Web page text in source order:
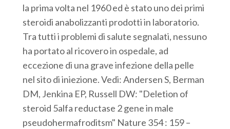
la prima volta nel 1960 ed è stato uno dei primi
steroidi anabolizzanti prodotti in laboratorio.
Tra tutti i problemi di salute segnalati, nessuno
ha portato al ricovero in ospedale, ad
eccezione di una grave infezione della pelle
nel sito di iniezione. Vedi: Andersen S, Berman
DM, Jenkina EP, Russell DW: "Deletion of
steroid 5alfa reductase 2 gene in male
pseudohermafroditsm" Nature 354 : 159 –